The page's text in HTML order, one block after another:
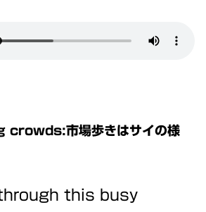
市場歩きはサイの様
this busy